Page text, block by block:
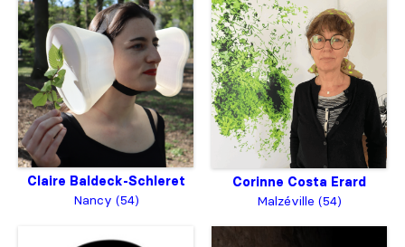
Claire Baldeck-Schleret
Nancy (54)
Corinne Costa Erard
Malzéville (54)